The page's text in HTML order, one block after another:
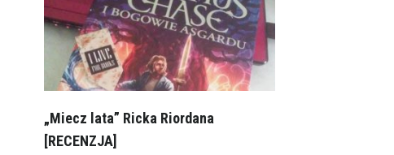
„Miecz lata” Ricka Riordana
[RECENZJA]